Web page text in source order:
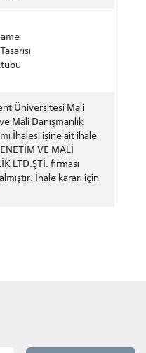
Üniversitesi Mali
Mali Danışmanlık
İhalesi işine ait ihale
VE MALİ
LTD.ŞTİ. firması
İhale kararı için